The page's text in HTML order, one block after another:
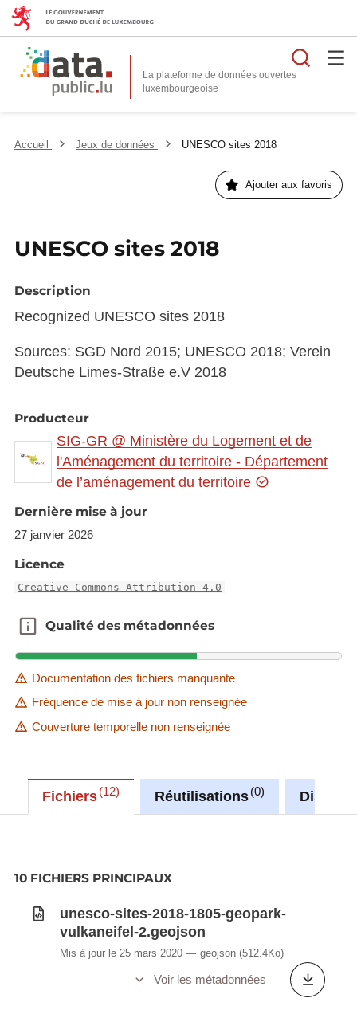
La plateforme de données ouvertes
Accueil Jeux de données UNESCO sites 2018
Ajouter aux favoris
UNESCO sites 2018
Description
Recognized UNESCO sites 2018
Sources: SGD Nord 2015; UNESCO 2018; Verein
Deutsche Limes-Straße e.V 2018
Producteur
SIG-GR @ Ministère du Logement et de
l'Aménagement du territoire - Département
de l’aménagement du territoire
Dernière mise à jour
27 janvier 2026
Licence
Creative Commons Attribution 4.0
Qualité des métadonnées
Qualité des métadonnées
Documentation des fichiers manquante
Fréquence de mise à jour non renseignée
Couverture temporelle non renseignée
Fichiers 12 Réutilisations 0
10 FICHIERS PRINCIPAUX
unesco-sites-2018-1805-geopark-
vulkaneifel-2.geojson
Mis à jour le 25 mars 2020 geojson (512.4Ko)
Voir les métadonnées